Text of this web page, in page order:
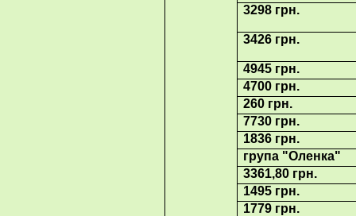
3298 грн.
3426 грн.
4945 грн.
4700 грн.
260 грн.
7730 грн.
1836 грн.
група "Оленка"
3361,80 грн.
1495 грн.
1779 грн.